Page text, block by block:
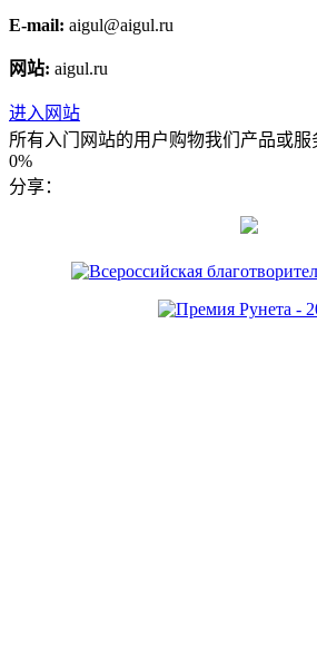
E-mail: aigul@aigul.ru
网站: aigul.ru
进入网站
所有入门网站的用户购物我们产品或
0%
分享：